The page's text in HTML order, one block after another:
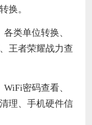
换。
类单位转换、
王者荣耀战力查
密码查看、
理、手机硬件信